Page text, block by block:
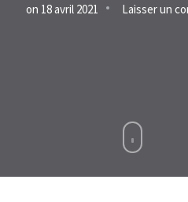
on 18 avril 2021 Laisser un